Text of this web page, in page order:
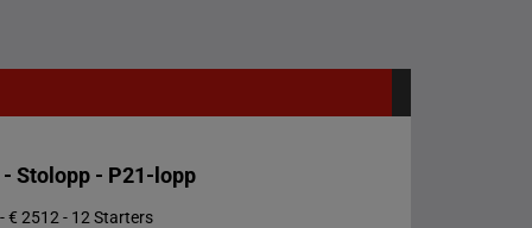
Stolopp - P21-lopp
€ 2512 - 12 Starters